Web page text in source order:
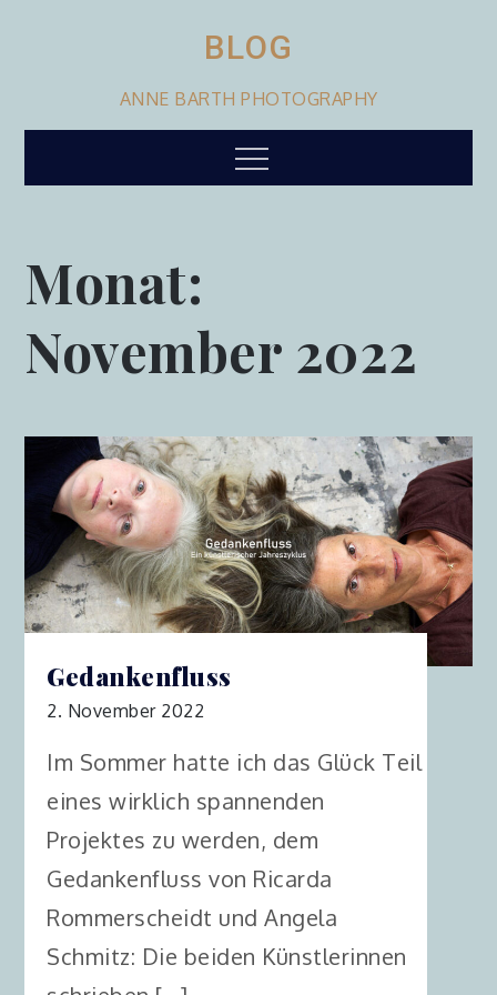
BLOG
ANNE BARTH PHOTOGRAPHY
Menu
Monat:
November 2022
Gedankenfluss
2. November 2022
Im Sommer hatte ich das Glück Teil
eines wirklich spannenden
Projektes zu werden, dem
Gedankenfluss von Ricarda
Rommerscheidt und Angela
Schmitz: Die beiden Künstlerinnen